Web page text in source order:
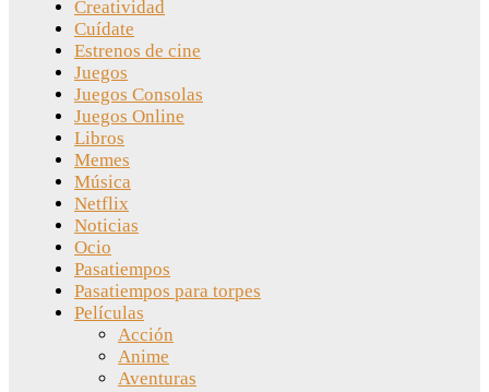
Creatividad
Cuídate
Estrenos de cine
Juegos
Juegos Consolas
Juegos Online
Libros
Memes
Música
Netflix
Noticias
Ocio
Pasatiempos
Pasatiempos para torpes
Películas
Acción
Anime
Aventuras